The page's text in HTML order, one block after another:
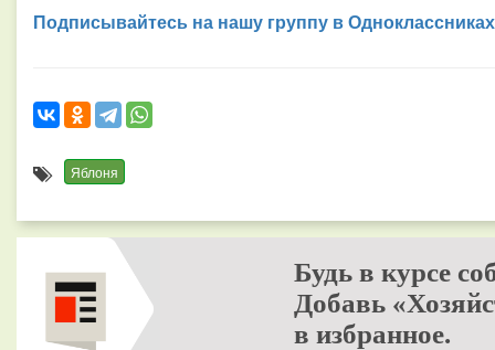
Подписывайтесь на нашу группу в Одноклассниках
Яблоня
Будь в курсе
Добавь
в избранное.